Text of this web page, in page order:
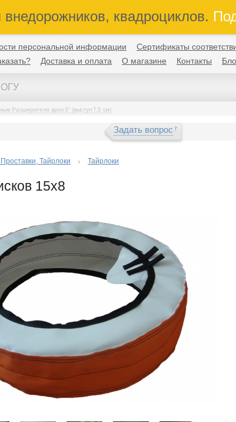
квадроциклов.
персональной информации
Сертификаты
Доставка и оплата О магазине Контакты
Расширители арок 3" (выступ 7,5 см)
Задать вопрос
Тайрлоки Тайрлоки
15х8